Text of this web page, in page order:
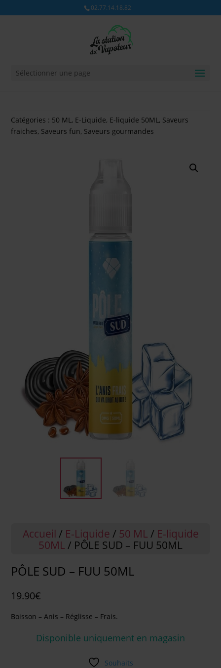
02.77.14.18.82
Sélectionner une page
Catégories : 50 ML, E-Liquide, E-liquide 50ML, Saveurs
fraiches, Saveurs fun, Saveurs gourmandes
Accueil / E-Liquide / 50 ML / E-liquide
50ML / PÔLE SUD – FUU 50ML
PÔLE SUD – FUU 50ML
19.90€
Boisson – Anis – Réglisse – Frais.
Disponible uniquement en magasin
Souhaits